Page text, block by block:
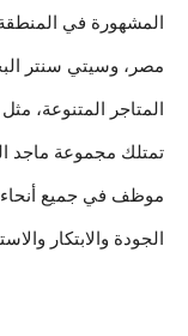
المشهورة في
مصر، وسيتي سنتر
المتاجر المتنوعة،
موظف في جميع أنحاء
الجودة والابتكار